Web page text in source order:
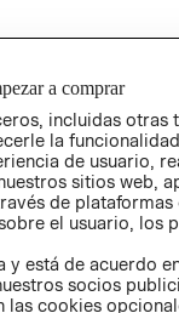
AVISO DE
PRIVACIDAD
GIFT CARD
a comprar
incluidas otras
la
de usuario,
sitios web,
de plataformas
el usuario, los
y está de acuerdo
socios
las cookies